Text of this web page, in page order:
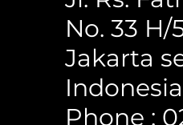
No. 33 H/
Jakarta
Indonesia
Phone :